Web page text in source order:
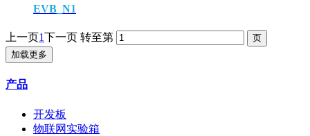
EVB_N1
上一页1下一页 转至第
加载更多
产品
开发板
物联网实验箱